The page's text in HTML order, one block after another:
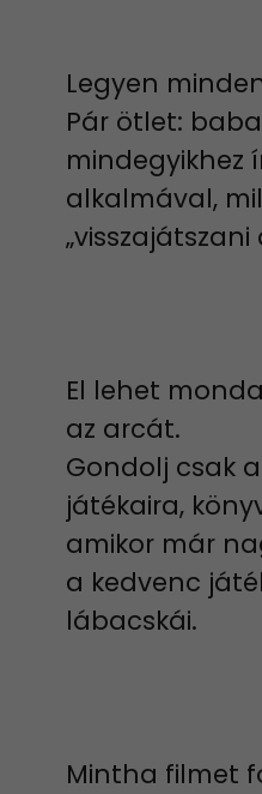
Legyen
Pár ötlet:
mindegyikhez
alkalmával,
„visszajátszani
El lehet
az arcát.
Gondolj csak
játékaira,
amikor már
a kedvenc
lábacskái.
Mintha filmet